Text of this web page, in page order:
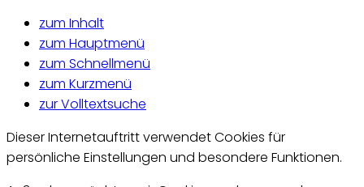
zum Inhalt
zum Hauptmenü
zum Schnellmenü
zum Kurzmenü
zur Volltextsuche
Dieser Internetauftritt verwendet Cookies für
persönliche Einstellungen und besondere Funktionen.